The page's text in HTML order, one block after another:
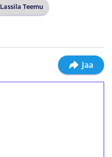
Lassila Teemu
Jaa